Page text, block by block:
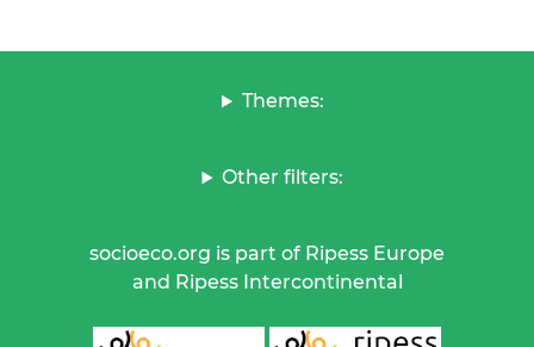
Themes:
Other filters:
socioeco.org is part of Ripess Europe
and Ripess Intercontinental